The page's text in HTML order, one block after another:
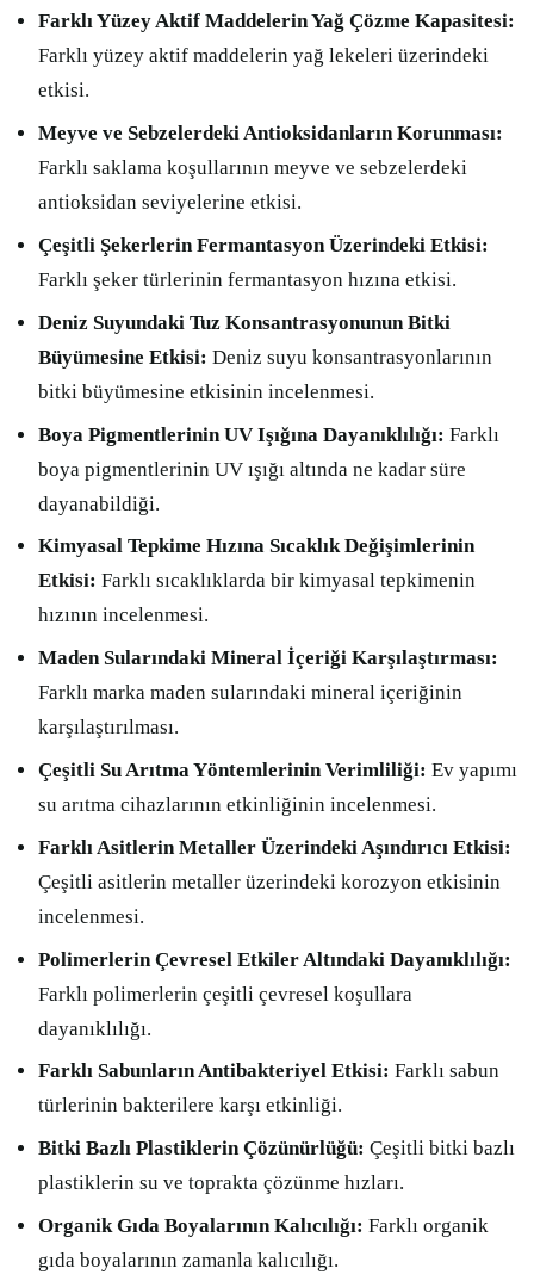
Farklı Yüzey Aktif Maddelerin Yağ Çözme Kapasitesi:
Farklı yüzey aktif maddelerin yağ lekeleri üzerindeki
etkisi.
Meyve ve Sebzelerdeki Antioksidanların Korunması:
Farklı saklama koşullarının meyve ve sebzelerdeki
antioksidan seviyelerine etkisi.
Çeşitli Şekerlerin Fermantasyon Üzerindeki Etkisi:
Farklı şeker türlerinin fermantasyon hızına etkisi.
Deniz Suyundaki Tuz Konsantrasyonunun Bitki
Büyümesine Etkisi: Deniz suyu konsantrasyonlarının
bitki büyümesine etkisinin incelenmesi.
Boya Pigmentlerinin UV Işığına Dayanıklılığı: Farklı
boya pigmentlerinin UV ışığı altında ne kadar süre
dayanabildiği.
Kimyasal Tepkime Hızına Sıcaklık Değişimlerinin
Etkisi: Farklı sıcaklıklarda bir kimyasal tepkimenin
hızının incelenmesi.
Maden Sularındaki Mineral İçeriği Karşılaştırması:
Farklı marka maden sularındaki mineral içeriğinin
karşılaştırılması.
Çeşitli Su Arıtma Yöntemlerinin Verimliliği: Ev yapımı
su arıtma cihazlarının etkinliğinin incelenmesi.
Farklı Asitlerin Metaller Üzerindeki Aşındırıcı Etkisi:
Çeşitli asitlerin metaller üzerindeki korozyon etkisinin
incelenmesi.
Polimerlerin Çevresel Etkiler Altındaki Dayanıklılığı:
Farklı polimerlerin çeşitli çevresel koşullara
dayanıklılığı.
Farklı Sabunların Antibakteriyel Etkisi: Farklı sabun
türlerinin bakterilere karşı etkinliği.
Bitki Bazlı Plastiklerin Çözünürlüğü: Çeşitli bitki bazlı
plastiklerin su ve toprakta çözünme hızları.
Organik Gıda Boyalarının Kalıcılığı: Farklı organik
gıda boyalarının zamanla kalıcılığı.